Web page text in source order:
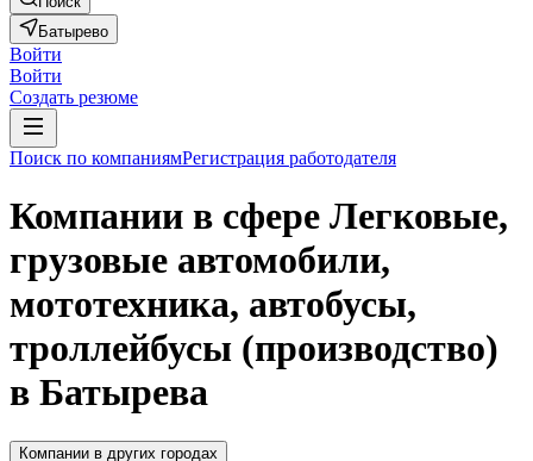
Батырево
Войти
Войти
Создать резюме
Поиск по компаниямРегистрация работодателя
Компании в сфере Легковые,
грузовые автомобили,
мототехника, автобусы,
троллейбусы (производство)
в Батырева
Компании в других городах